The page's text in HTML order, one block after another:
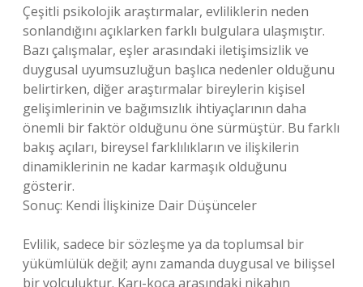
Çeşitli psikolojik araştırmalar, evliliklerin neden
sonlandığını açıklarken farklı bulgulara ulaşmıştır.
Bazı çalışmalar, eşler arasındaki iletişimsizlik ve
duygusal uyumsuzluğun başlıca nedenler olduğunu
belirtirken, diğer araştırmalar bireylerin kişisel
gelişimlerinin ve bağımsızlık ihtiyaçlarının daha
önemli bir faktör olduğunu öne sürmüştür. Bu farklı
bakış açıları, bireysel farklılıkların ve ilişkilerin
dinamiklerinin ne kadar karmaşık olduğunu
gösterir.
Sonuç: Kendi İlişkinize Dair Düşünceler
Evlilik, sadece bir sözleşme ya da toplumsal bir
yükümlülük değil; aynı zamanda duygusal ve bilişsel
bir yolculuktur. Karı-koca arasındaki nikahın